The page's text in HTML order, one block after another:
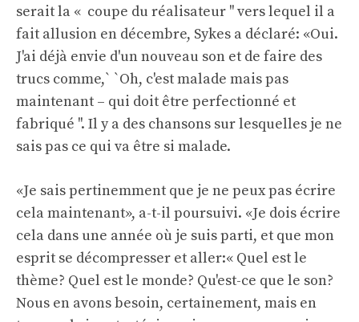
serait la « coupe du réalisateur '' vers lequel il a
fait allusion en décembre, Sykes a déclaré: «Oui.
J'ai déjà envie d'un nouveau son et de faire des
trucs comme,` `Oh, c'est malade mais pas
maintenant – qui doit être perfectionné et
fabriqué ''. Il y a des chansons sur lesquelles je ne
sais pas ce qui va être si malade.
«Je sais pertinemment que je ne peux pas écrire
cela maintenant», a-t-il poursuivi. «Je dois écrire
cela dans une année où je suis parti, et que mon
esprit se décompresser et aller:« Quel est le
thème? Quel est le monde? Qu'est-ce que le son?
Nous en avons besoin, certainement, mais en